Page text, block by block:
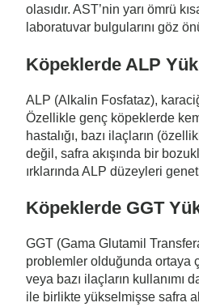
olasıdır. AST’nin yarı ömrü
laboratuvar bulgularını göz
Köpeklerde ALP
ALP (Alkalin Fosfataz),
Özellikle genç köpeklerde
hastalığı, bazı ilaçların
değil, safra akışında bir
ırklarında ALP düzeyleri
Köpeklerde GGT
GGT (Gama Glutamil
problemler olduğunda ortaya
veya bazı ilaçların
ile birlikte yükselmişse safra